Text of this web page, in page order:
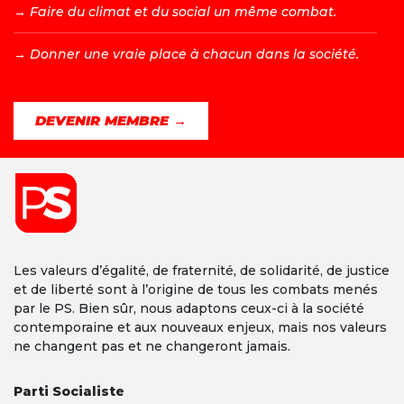
Les valeurs d’égalité, de fraternité, de solidarité, de justice
et de liberté sont à l’origine de tous les combats menés
par le PS. Bien sûr, nous adaptons ceux-ci à la société
contemporaine et aux nouveaux enjeux, mais nos valeurs
ne changent pas et ne changeront jamais.
Parti Socialiste
→ Faire du climat et du social un même combat.
→ Donner une vraie place à chacun dans la société.
DEVENIR MEMBRE →